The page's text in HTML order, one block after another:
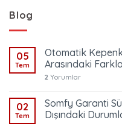
Blog
05
Tem
Otomatik
Arasındaki
2 Yorumlar
02
Tem
Somfy Garanti
Dışındaki